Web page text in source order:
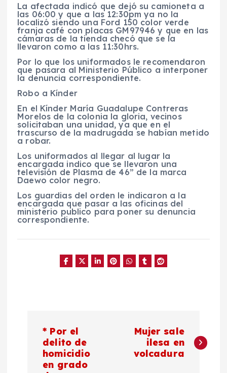
La afectada indicó que dejó su camioneta a
las 06:00 y que a las 12:30pm ya no la
localizó siendo una Ford 150 color verde
franja café con placas GM97946 y que en las
cámaras de la tienda checó que se la
llevaron como a las 11:30hrs.
Por lo que los uniformados le recomendaron
que pasara al Ministerio Público a interponer
la denuncia correspondiente.
Robo a Kínder
En el Kínder María Guadalupe Contreras
Morelos de la colonia la gloria, vecinos
solicitaban una unidad, ya que en el
trascurso de la madrugada se habían metido
a robar.
Los uniformados al llegar al lugar la
encargada indico que se llevaron una
televisión de Plasma de 46” de la marca
Daewo color negro.
Los guardias del orden le indicaron a la
encargada que pasar a las oficinas del
ministerio publico para poner su denuncia
correspondiente.
* Por el
delito de
homicidio
en grado
Mujer sale
ilesa en
volcadura